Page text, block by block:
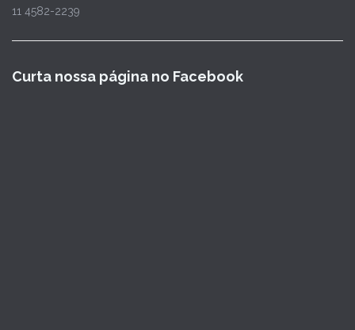
11 4582-2239
Curta nossa página no Facebook